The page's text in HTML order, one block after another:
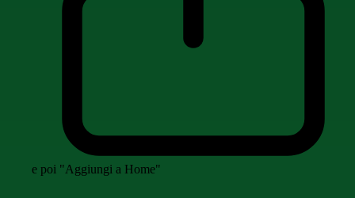
e poi "Aggiungi a Home"